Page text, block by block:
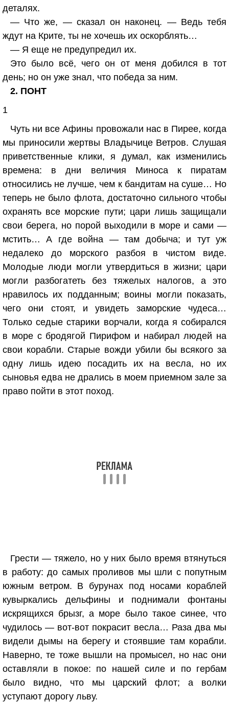
деталях.
— Что же, — сказал он наконец. — Ведь тебя
ждут на Крите, ты не хочешь их оскорблять…
— Я еще не предупредил их.
Это было всё, чего он от меня добился в тот
день; но он уже знал, что победа за ним.
2. ПОНТ
1
Чуть ни все Афины провожали нас в Пирее, когда
мы приносили жертвы Владычице Ветров. Слушая
приветственные клики, я думал, как изменились
времена: в дни величия Миноса к пиратам
относились не лучше, чем к бандитам на суше… Но
теперь не было флота, достаточно сильного чтобы
охранять все морские пути; цари лишь защищали
свои берега, но порой выходили в море и сами —
мстить… А где война — там добыча; и тут уж
недалеко до морского разбоя в чистом виде.
Молодые люди могли утвердиться в жизни; цари
могли разбогатеть без тяжелых налогов, а это
нравилось их подданным; воины могли показать,
чего они стоят, и увидеть заморские чудеса…
Только седые старики ворчали, когда я собирался
в море с бродягой Пирифом и набирал людей на
свои корабли. Старые вожди убили бы всякого за
одну лишь идею посадить их на весла, но их
сыновья едва не дрались в моем приемном зале за
право пойти в этот поход.
Грести — тяжело, но у них было время втянуться
в работу: до самых проливов мы шли с попутным
южным ветром. В бурунах под носами кораблей
кувыркались дельфины и поднимали фонтаны
искрящихся брызг, а море было такое синее, что
чудилось — вот-вот покрасит весла… Раза два мы
видели дымы на берегу и стоявшие там корабли.
Наверно, те тоже вышли на промысел, но нас они
оставляли в покое: по нашей силе и по гербам
было видно, что мы царский флот; а волки
уступают дорогу льву.